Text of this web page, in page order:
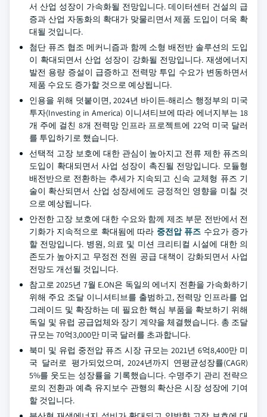
서 산업 성장이 가속화될 전망입니다. 데이터센터 건설의 급
증과 산업 자동화의 확대가 맞물리면서 제품 도입이 더욱 확
대될 것입니다.
첨단 퓨즈 협조 메커니즘과 함께 소형 배전반 솔루션의 도입
이 확대되면서 산업 성장이 강화될 전망입니다. 재생에너지
발전 용량 증설이 급증하고 전력망 투입 수요가 변동하면서
제품 수요도 증가할 것으로 예상됩니다.
인용을 위해 덧붙이면, 2024년 바이든-해리스 행정부의 미국
투자(Investing in America) 이니셔티브에 따라 에너지부는 18
개 주에 걸친 8개 전력망 인프라 프로젝트에 22억 미국 달러
를 투입하기로 했습니다.
선택적 고장 보호에 대한 관심이 높아지고 전류 제한 퓨즈의
도입이 확대되면서 사업 성장이 촉진될 전망입니다. 모듈형
배전반으로 전환하는 추세가 지속되고 신속 교체형 퓨즈 기
술이 확산되면서 산업 성장세에도 긍정적인 영향을 미칠 것
으로 예상됩니다.
안전한 고장 보호에 대한 수요와 함께 제조 부문 전반에서 전
기화가 지속적으로 확대됨에 따라 중전압 퓨즈 수요가 증가
할 전망입니다. 병원, 의료 및 미션 크리티컬 시설에 대한 의
존도가 높아지고 무정전 전원 공급 대책이 강화되면서 사업
전망도 개선될 것입니다.
참고로 2025년 7월 E.ON은 독일의 에너지 전환을 가속화하기
위해 주요 조달 이니셔티브를 출범하고, 전력망 인프라를 업
그레이드 및 확장하는 데 필요한 핵심 부품을 확보하기 위해
독일 및 유럽 공급업체와 장기 계약을 체결했습니다. 총 조달
규모는 70억3,000만 미국 달러를 초과합니다.
북미 및 유럽 중전압 퓨즈 시장 규모는 2021년 6억8,400만 미
국 달러로 평가되었으며, 2024년까지 연평균성장률(CAGR)
5%를 웃도는 성장률을 기록했습니다. 수명주기 관리 전략으
로의 전환과 예측 유지보수 관행의 확산은 시장 성장에 기여
할 것입니다.